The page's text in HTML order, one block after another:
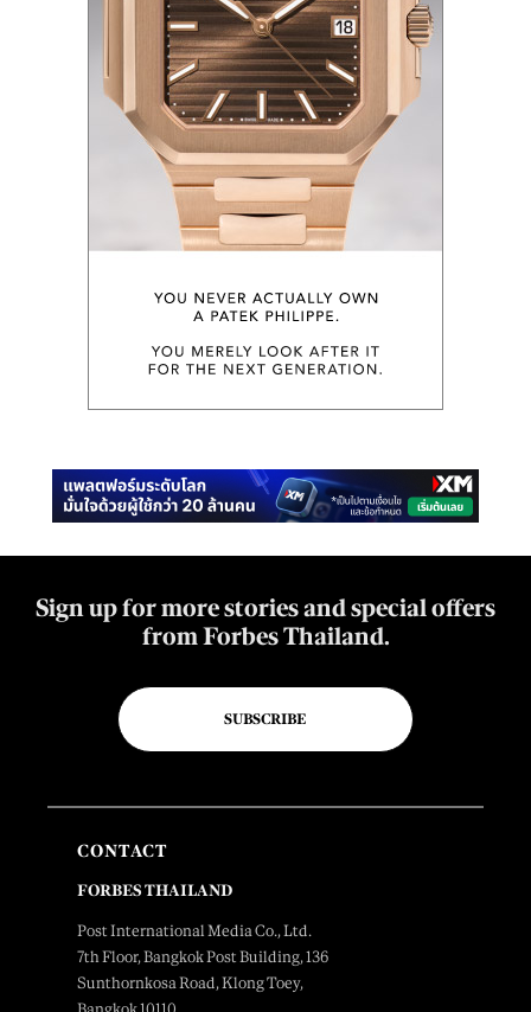
Sign up for more stories and special offers
from Forbes Thailand.
SUBSCRIBE
CONTACT
FORBES THAILAND
Post International Media Co., Ltd.
7th Floor, Bangkok Post Building, 136
Sunthornkosa Road, Klong Toey,